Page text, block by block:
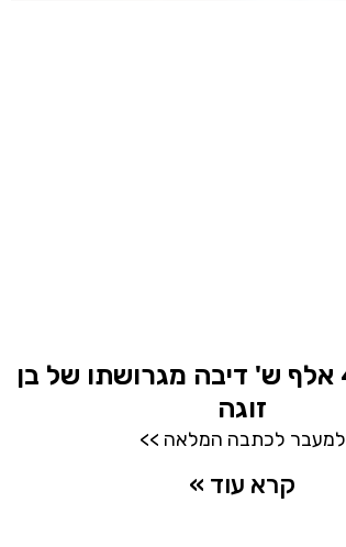
תבעה 400 אלף ש' דיבה מגרושתו של בן
זוגה
למעבר לכתבה המלאה >>
קרא עוד »